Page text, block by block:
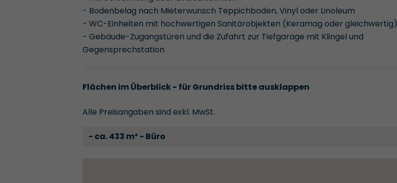
- Bodenbelag nach Mieterwunsch Teppichboden, Vinyl oder Linoleum
- WC-Einheiten mit hochwertigen Sanitärobjekten (Keramag oder gleichwertig)
- Gebäude-Zugangstüren und die Zufahrt zur Tiefgarage mit Klingel und
Gegensprechstation
Flächen im Überblick - für Grundriss bitte ausklappen
Alle Preisangaben sind exkl. MwSt.
- ca. 433 m² - Büro